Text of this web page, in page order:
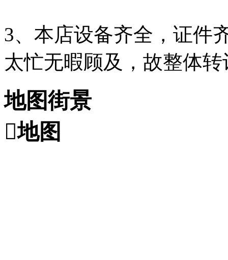
3、本店设备齐全，证件
太忙无暇顾及，故整体
地图街景
地图